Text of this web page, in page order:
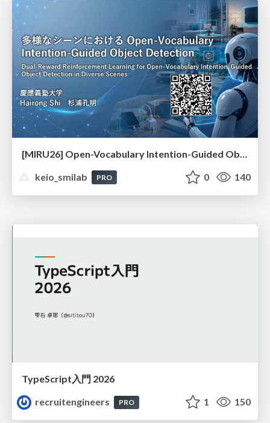
keio_smilab
PRO 0 140
TypeScript入門 2026
recruitengineers
PRO 1 150